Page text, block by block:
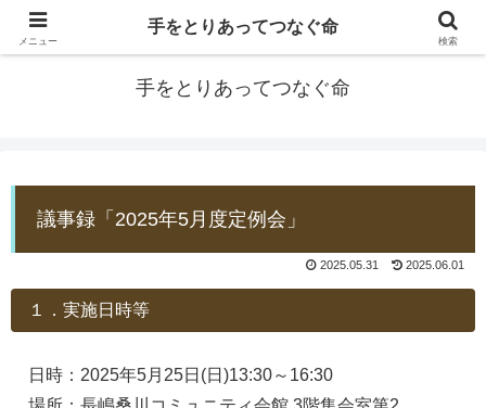
防災士EDOGAWA
手をとりあってつなぐ命
議事録「2025年5月度定例会」
2025.05.31 2025.06.01
１．実施日時等
日時：2025年5月25日(日)13:30～16:30
メニュー
手をとりあってつなぐ命
検索